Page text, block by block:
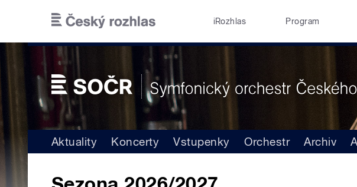
iRozhlas Program
Aktuality Koncerty Vstupenky Orchestr Archiv